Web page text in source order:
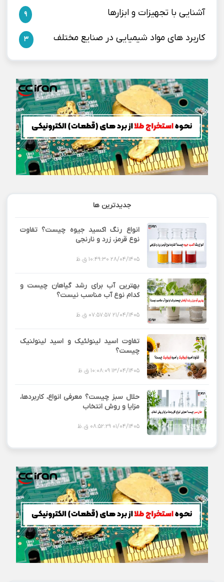
آشنایی با تجهیزات و ابزارها 9
کاربرد های مواد شیمیایی در صنایع مختلف 3
جدیدترین ها
انواع رنگ اکسید جیوه چیست؟ تفاوت
نوع قرمز، زرد و نارنجی
28/04/1405 10:49:30 ق.ظ
بهترین آب برای رشد گیاهان چیست و
کدام نوع آب مناسب نیست؟
21/04/1405 07:57:57 ق.ظ
تفاوت اسید لینولئیک و اسید لینولنیک
چیست؟
13/04/1405 10:08:09 ق.ظ
حلال سبز چیست؟ معرفی انواع، کاربردها،
مزایا و روش انتخاب
01/04/1405 08:52:29 ق.ظ